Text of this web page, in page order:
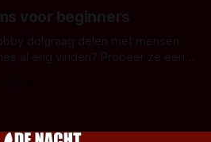
Maar Nederlandse horror
een aantal Nederlandse tv-
series uit het duistere of horrorgenre. Als
voor beginners
dolgraag delen met mensen
al eng vinden? Probeer ze eens